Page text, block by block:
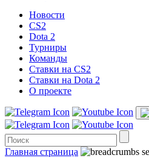
Новости
CS2
Dota 2
Турниры
Команды
Ставки на CS2
Ставки на Dota 2
О проекте
Главная страница